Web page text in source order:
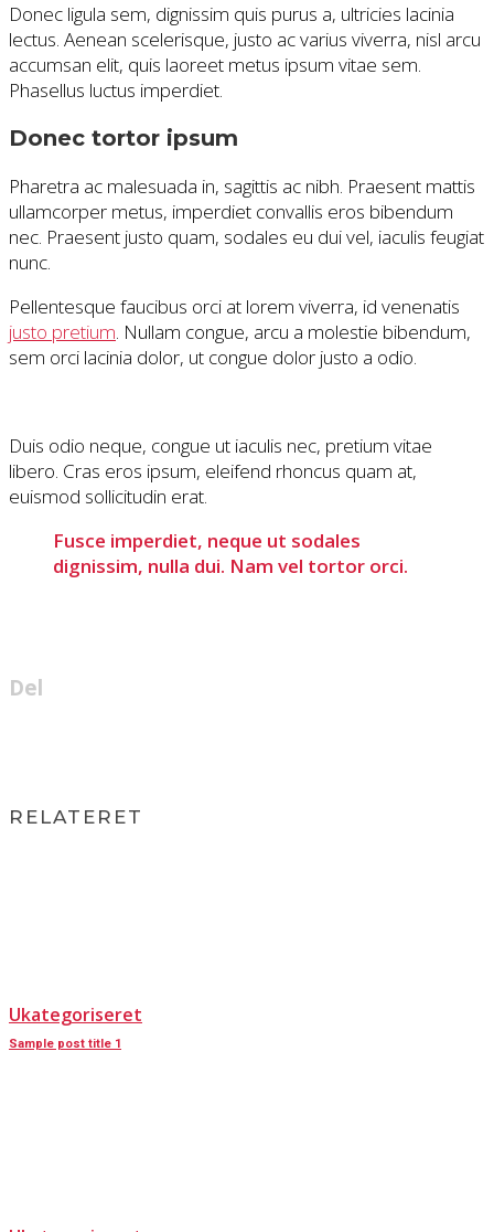
Donec ligula sem, dignissim quis purus a, ultricies lacinia
lectus. Aenean scelerisque, justo ac varius viverra, nisl arcu
accumsan elit, quis laoreet metus ipsum vitae sem.
Phasellus luctus imperdiet.
Donec tortor ipsum
Pharetra ac malesuada in, sagittis ac nibh. Praesent mattis
ullamcorper metus, imperdiet convallis eros bibendum
nec. Praesent justo quam, sodales eu dui vel, iaculis feugiat
nunc.
Pellentesque faucibus orci at lorem viverra, id venenatis
justo pretium. Nullam congue, arcu a molestie bibendum,
sem orci lacinia dolor, ut congue dolor justo a odio.
Duis odio neque, congue ut iaculis nec, pretium vitae
libero. Cras eros ipsum, eleifend rhoncus quam at,
euismod sollicitudin erat.
Fusce imperdiet, neque ut sodales
dignissim, nulla dui. Nam vel tortor orci.
Del
RELATERET
Ukategoriseret
Sample post title 1